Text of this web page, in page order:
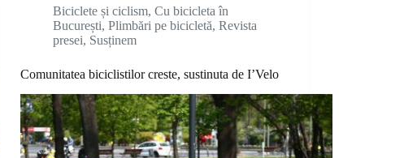
Biciclete și ciclism,Cu bicicleta în
București,Plimbări pe bicicletă,Revista
presei, Susținem
Comunitatea biciclistilor creste, sustinuta de I’Velo